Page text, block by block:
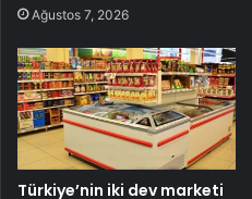
Ağustos 7, 2026
Türkiye’nin iki dev marketi